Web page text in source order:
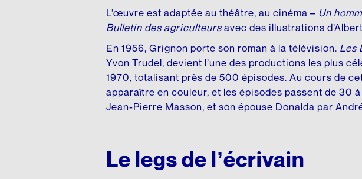
L’œuvre est adaptée au théâtre, au cinéma – Un
Bulletin des agriculteursavec des illustrations
En 1956, Grignon porte son roman à la télévision. Les
Yvon Trudel, devient l’une des productions les plus
1970, totalisant près de 500 épisodes. Au cours de
apparaître en couleur, et les épisodes passent de 30
Jean-Pierre Masson, et son épouse Donalda par
Le legs de l’écrivain